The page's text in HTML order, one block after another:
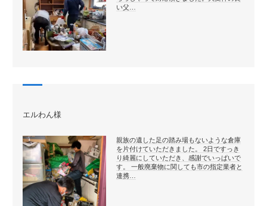
い父…
エルわん様
親族の遺した足の踏み場もないような倉庫
を片付けていただきました。 2日ですっき
り綺麗にしていただき、感謝でいっぱいで
す。 一般廃棄物に関しても市の指定業者と
連携…